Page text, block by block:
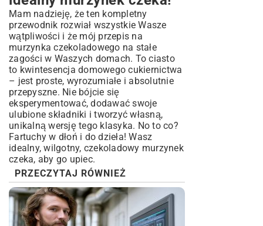
Mam nadzieję, że ten kompletny
przewodnik rozwiał wszystkie Wasze
wątpliwości i że mój przepis na
murzynka czekoladowego na stałe
zagości w Waszych domach. To ciasto
to kwintesencja domowego cukiernictwa
– jest proste, wyrozumiałe i absolutnie
przepyszne. Nie bójcie się
eksperymentować, dodawać swoje
ulubione składniki i tworzyć własną,
unikalną wersję tego klasyka. No to co?
Fartuchy w dłoń i do dzieła! Wasz
idealny, wilgotny, czekoladowy murzynek
czeka, aby go upiec.
PRZECZYTAJ RÓWNIEŻ